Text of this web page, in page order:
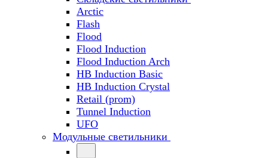
Arctic
Flash
Flood
Flood Induction
Flood Induction Arch
HB Induction Basic
HB Induction Crystal
Retail (prom)
Tunnel Induction
UFO
Модульные светильники